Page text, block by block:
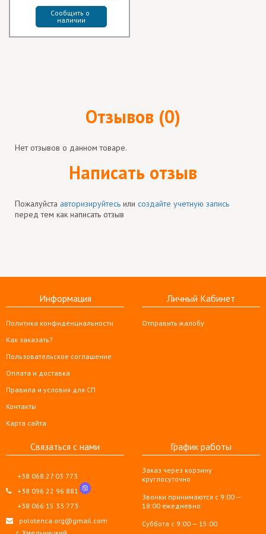
Сообщить о
наличии
Отзывов (0)
Нет отзывов о данном товаре.
Написать отзыв
Пожалуйста авторизируйтесь или создайте учетную запись
перед тем как написать отзыв
Информация
Политика конфиденциальности
Как заказать?
Пользовательское соглашение
Оплата и доставка
Правила и условия для СП
Контакты
Карта сайта
Личный Кабинет
Отправить жалобу
Связаться с нами
+38 068 27 03 773
+38 096 22 96 881
+38 066 15 33 773
polotenca.org@gmail.com
График работы
Заказ через корзину
круглосуточно
Звонки принимаются с 9:00 —
18:00 ежедневно
Суббота с 9:00 — 15:00